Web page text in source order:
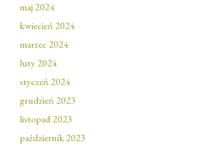
maj 2024
kwiecień 2024
marzec 2024
luty 2024
styczeń 2024
grudzień 2023
listopad 2023
październik 2023